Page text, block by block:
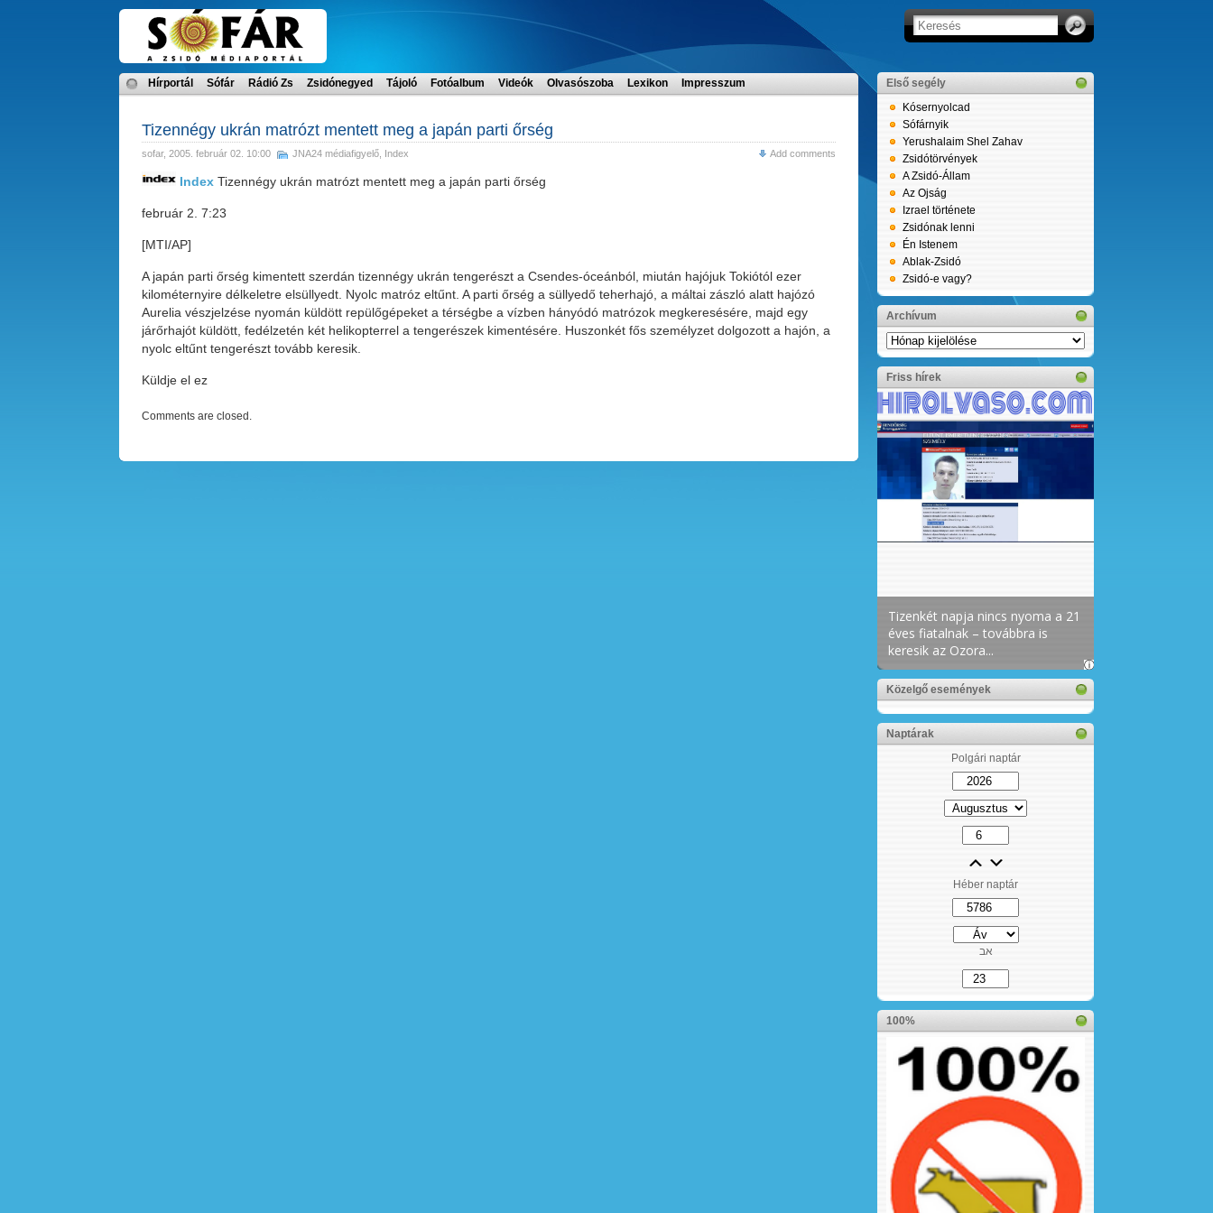
Hírportál Sófár Rádió Zs Zsidónegyed Tájoló Fotóalbum Videók Olvasószoba Lexikon Impresszum
Tizennégy ukrán matrózt mentett meg a japán parti őrség
sofar, 2005. február 02. 10:00 JNA24 médiafigyelő Index Add comments
Index Tizennégy ukrán matrózt mentett meg a japán parti őrség
február 2. 7:23
[MTI/AP]
A japán parti őrség kimentett szerdán tizennégy ukrán tengerészt a Csendes-óceánból, miután hajójuk Tokiótól ezer
kilométernyire délkeletre elsüllyedt. Nyolc matróz eltűnt. A parti őrség a süllyedő teherhajó, a máltai zászló alatt hajózó
Aurelia vészjelzése nyomán küldött repülőgépeket a térségbe a vízben hányódó matrózok megkeresésére, majd egy
járőrhajót küldött, fedélzetén két helikopterrel a tengerészek kimentésére. Huszonkét fős személyzet dolgozott a hajón, a
nyolc eltűnt tengerészt tovább keresik.
Küldje el ez
Comments are closed.
Első segély
Kósernyolcad
Sófárnyik
Yerushalaim Shel Zahav
Zsidótörvények
A Zsidó-Állam
Az Ojság
Izrael története
Zsidónak lenni
Én Istenem
Ablak-Zsidó
Zsidó-e vagy?
Archívum
Archívum
Friss hírek
Közelgő események
Naptárak
Polgári naptár
Héber naptár
אב
100%